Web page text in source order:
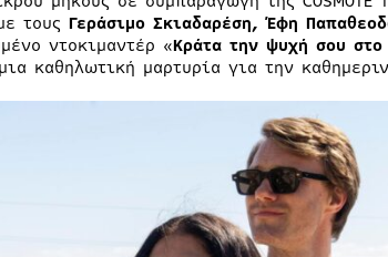
τους Γεράσιμο Σκιαδαρέση, Έφη
ντοκιμαντέρ «Κράτα την ψυχή σου
καθηλωτική μαρτυρία για την